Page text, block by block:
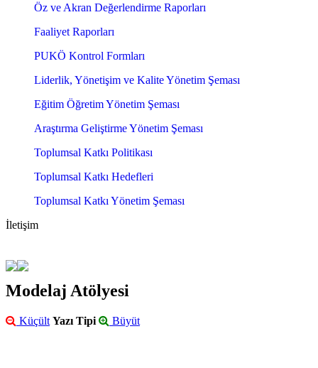
Öz ve Akran Değerlendirme Raporları
Faaliyet Raporları
PUKÖ Kontrol Formları
Liderlik, Yönetişim ve Kalite Yönetim Şeması
Eğitim Öğretim Yönetim Şeması
Araştırma Geliştirme Yönetim Şeması
Toplumsal Katkı Politikası
Toplumsal Katkı Hedefleri
Toplumsal Katkı Yönetim Şeması
İletişim
Modelaj Atölyesi
Küçült Yazı Tipi Büyüt